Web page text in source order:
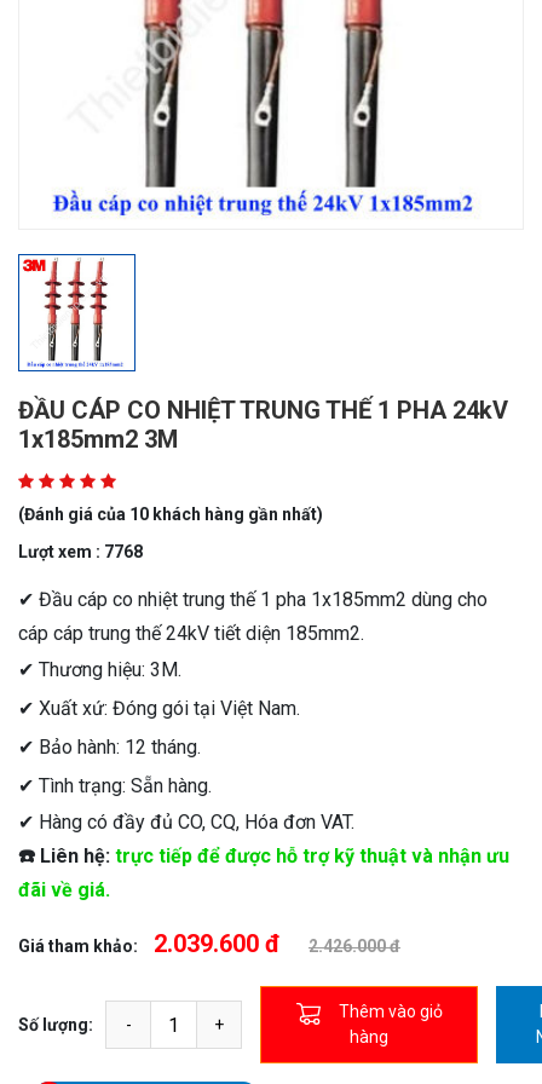
ĐẦU CÁP CO NHIỆT TRUNG THẾ 1 PHA 24kV
1x185mm2 3M
(Đánh giá của 10 khách hàng gần nhất)
Lượt xem : 7768
✔ Đầu cáp co nhiệt trung thế 1 pha 1x185mm2 dùng cho
cáp cáp trung thế 24kV tiết diện 185mm2.
✔ Thương hiệu: 3M.
✔ Xuất xứ: Đóng gói tại Việt Nam.
✔ Bảo hành: 12 tháng.
✔ Tình trạng: Sẵn hàng.
✔ Hàng có đầy đủ CO, CQ, Hóa đơn VAT.
☎️ Liên hệ: trực tiếp để được hỗ trợ kỹ thuật và nhận ưu
đãi về giá.
Giá tham khảo: 2.039.600 đ 2.426.000 đ
Số lượng:
Thêm vào giỏ
hàng